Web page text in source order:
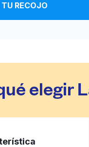
Entrega a
Entrega a
Services
RECOJO
elegir